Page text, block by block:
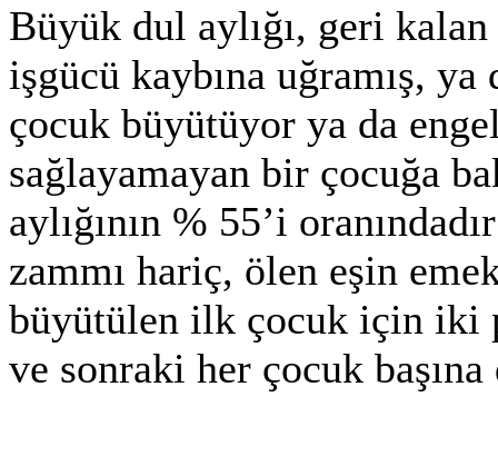
Büyük dul aylığı, geri kalan
işgücü kaybına uğramış,
çocuk büyütüyor ya da
sağlayamayan bir çocuğa
aylığının % 55’i
zammı hariç, ölen eşin
büyütülen ilk çocuk için iki
ve sonraki her çocuk